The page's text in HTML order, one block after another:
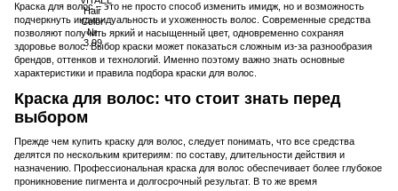
Краска для волос – это не просто способ изменить имидж, но и возможность
подчеркнуть индивидуальность и ухоженность волос. Современные средства
позволяют получить яркий и насыщенный цвет, одновременно сохраняя
здоровье волос. Выбор краски может показаться сложным из-за разнообразия
брендов, оттенков и технологий. Именно поэтому важно знать основные
характеристики и правила подбора краски для волос.
Краска для волос: что стоит знать перед
выбором
Прежде чем купить краску для волос, следует понимать, что все средства
делятся по нескольким критериям: по составу, длительности действия и
назначению. Профессиональная краска для волос обеспечивает более глубокое
проникновение пигмента и долгосрочный результат. В то же время